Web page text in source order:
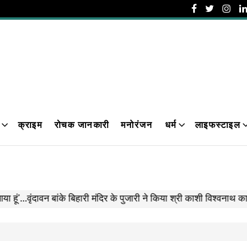
क्राइम रोचक जानकारी मनोरंजन धर्म लाइफस्टाइल